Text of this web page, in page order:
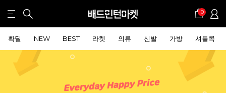
0
확딜 NEW BEST 라켓 의류 신발 가방 셔틀콕